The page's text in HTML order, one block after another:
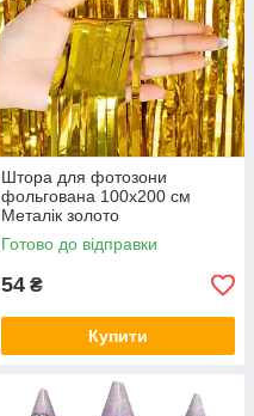
Штора для фотозони
фольгована 100х200 см
Металік золото
Готово до відправки
54 ₴
Купити